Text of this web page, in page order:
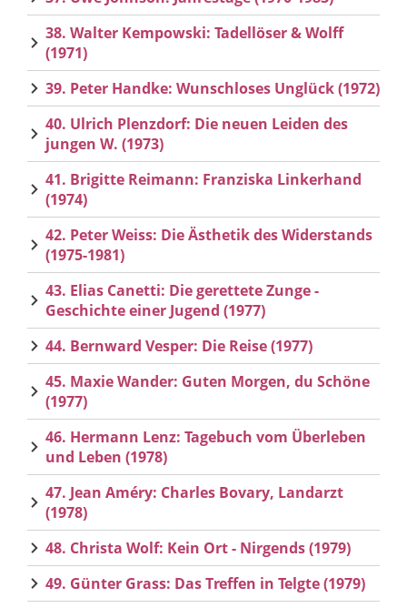
38. Walter Kempowski: Tadellöser & Wolff
(1971)
39. Peter Handke: Wunschloses Unglück (1972)
40. Ulrich Plenzdorf: Die neuen Leiden des
jungen W. (1973)
41. Brigitte Reimann: Franziska Linkerhand
(1974)
42. Peter Weiss: Die Ästhetik des Widerstands
(1975-1981)
43. Elias Canetti: Die gerettete Zunge -
Geschichte einer Jugend (1977)
44. Bernward Vesper: Die Reise (1977)
45. Maxie Wander: Guten Morgen, du Schöne
(1977)
46. Hermann Lenz: Tagebuch vom Überleben
und Leben (1978)
47. Jean Améry: Charles Bovary, Landarzt
(1978)
48. Christa Wolf: Kein Ort - Nirgends (1979)
49. Günter Grass: Das Treffen in Telgte (1979)